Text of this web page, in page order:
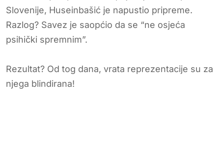
Slovenije, Huseinbašić je napustio pripreme.
Razlog? Savez je saopćio da se “ne osjeća
psihički spremnim”.
Rezultat? Od tog dana, vrata reprezentacije su za
njega blindirana!